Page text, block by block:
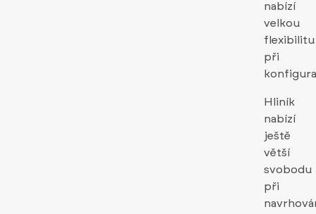
nabízí
velkou
flexibilitu
při
Hliník
nabízí
ještě
větší
svobodu
při